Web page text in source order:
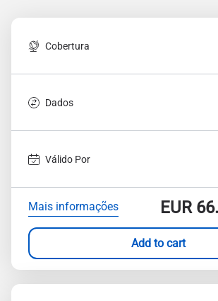
Cobertura
Dados
Válido Por
Mais informações EUR
Add to cart